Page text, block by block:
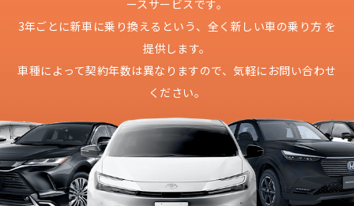
ースサービスです。
3年ごとに新車に乗り換えるという、 全く新しい車の乗り方 を
提供します。
車種によって契約年数は異なりますので、気軽にお問い合わせ
ください。